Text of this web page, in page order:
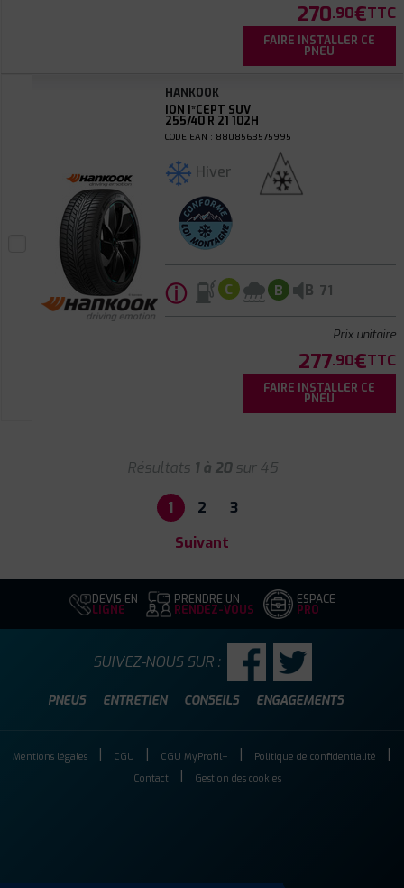
270.90€TTC
FAIRE INSTALLER CE
PNEU
HANKOOK
ION I*CEPT SUV
255/40 R 21 102H
CODE EAN : 8808563575995
Hiver
ⓘ C B B 71
Prix unitaire
277.90€TTC
FAIRE INSTALLER CE
PNEU
Résultats 1 à 20sur 45
1 2
3
Suivant
DEVIS EN
LIGNE
PRENDRE UN
RENDEZ-VOUS
ESPACE
PRO
PNEUS ENTRETIEN CONSEILS ENGAGEMENTS
SUIVEZ-NOUS SUR :
Mentions légales CGU CGU MyProfil+
Politique de confidentialité
Contact
Gestion des cookies